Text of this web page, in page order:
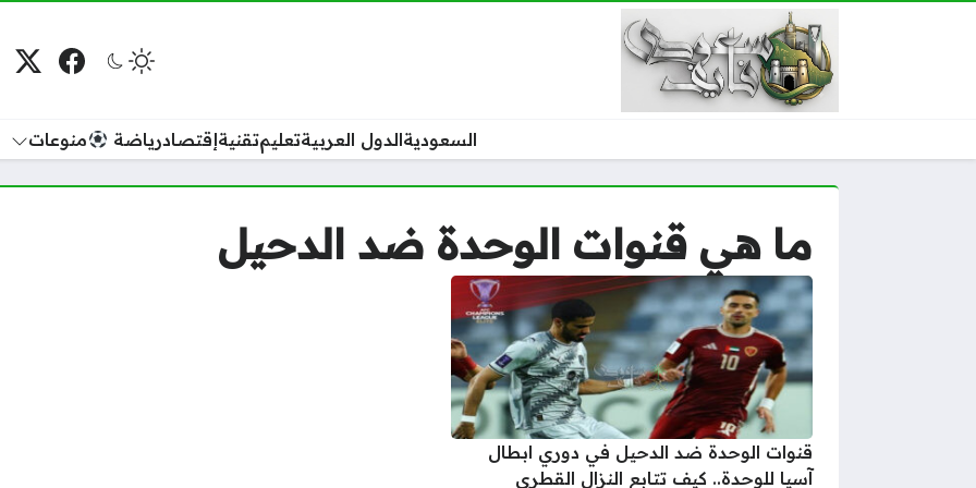
فيسبوك
السعوديةالدول العربيةتعليمتقنيةإقتصادرياضة منوعات
ما هي قنوات الوحدة ضد الدحيل
قنوات الوحدة ضد الدحيل في دوري ابطال
آسيا للوحدة.. كيف تتابع النزال القطري